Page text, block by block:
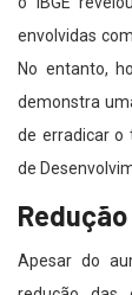
envolvidas
No entanto,
demonstra
de erradicar o
de
Apesar do